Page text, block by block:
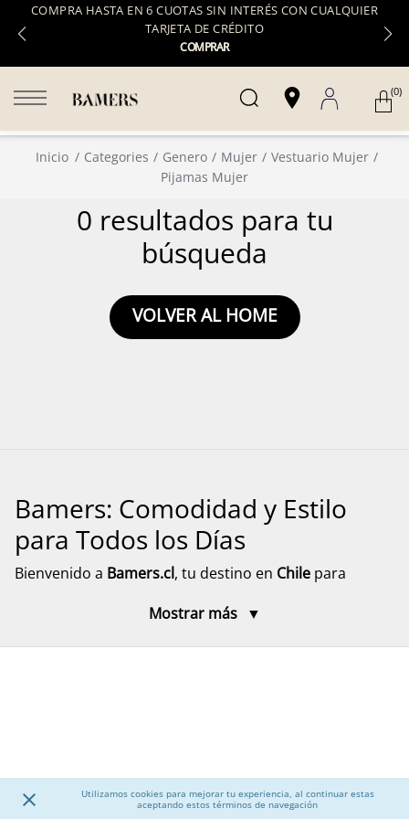
COMPRA HASTA EN 6 CUOTAS SIN INTERÉS CON CUALQUIER
TARJETA DE CRÉDITO
COMPRAR
Utilizamos cookies para mejorar tu experiencia, al continuar estas
aceptando estos términos de navegación
(0)
Inicio Categories Genero Mujer
Vestuario Mujer
Pijamas Mujer
0 resultados para tu
búsqueda
VOLVER AL HOME
Bamers: Comodidad y Estilo
para Todos los Días
Bienvenido a Bamers.cl, tu destino en Chile para
toda la familia. Aquí encontrarás modelos pensados
Calzado para Mujer
Mostrar más